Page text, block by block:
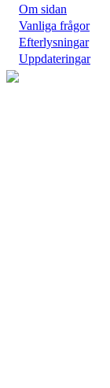
Om sidan
Vanliga frågor
Efterlysningar
Uppdateringar